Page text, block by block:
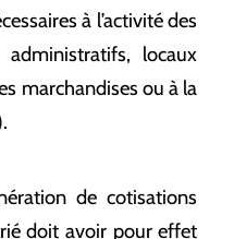
à l’activité des
administratifs, locaux
marchandises ou à la
de cotisations
doit avoir pour effet